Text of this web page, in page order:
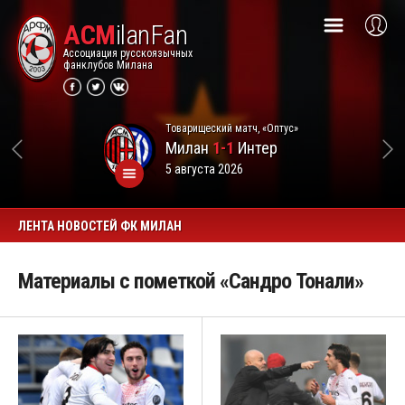
ACMilanFan
Ассоциация русскоязычных
фанклубов Милана
Товарищеский матч, «Оптус»
Милан1-1 Интер
5 августа 2026
ЛЕНТА НОВОСТЕЙ ФК МИЛАН
Материалы с пометкой «Сандро Тонали»